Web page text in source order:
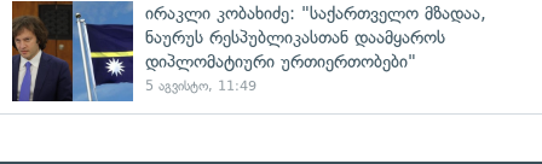
ირაკლი კობახიძე: "საქართველო მზადაა,
ნაურუს რესპუბლიკასთან დაამყაროს
დიპლომატიური ურთიერთობები"
5 აგვისტო, 11:49